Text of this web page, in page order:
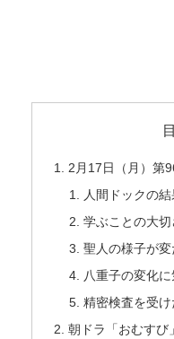
2月17日（月）第
人間ドックの結
学ぶことの大切
聖人の様子が
八重子の変化
精密検査を受け
朝ドラ「おむすび